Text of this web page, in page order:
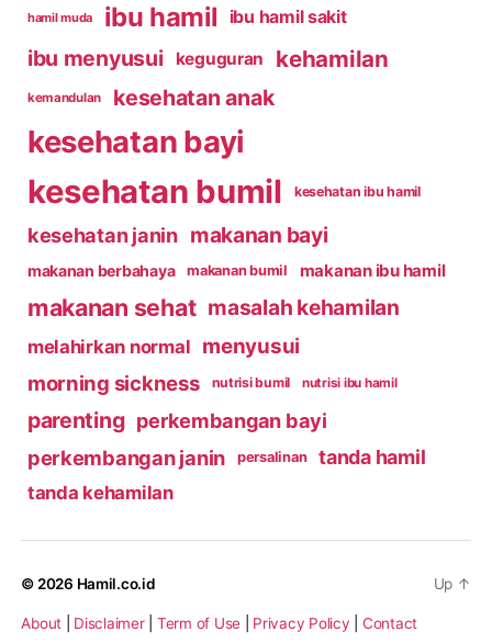
hamil muda ibu hamil ibu hamil sakit
ibu menyusui keguguran kehamilan
kemandulan kesehatan anak
kesehatan bayi
kesehatan bumil kesehatan ibu hamil
kesehatan janin makanan bayi
makanan berbahaya makanan bumil makanan ibu hamil
makanan sehat masalah kehamilan
melahirkan normal menyusui
morning sickness nutrisi bumil nutrisi ibu hamil
parenting perkembangan bayi
perkembangan janin
persalinan tanda hamil
tanda kehamilan
© 2026 Hamil.co.id
About Disclaimer| Term of Use Privacy Policy Contact
Up ↑